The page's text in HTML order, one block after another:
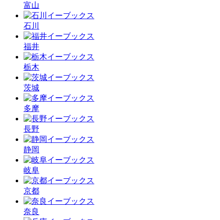
富山
石川
福井
栃木
茨城
多摩
長野
静岡
岐阜
京都
奈良